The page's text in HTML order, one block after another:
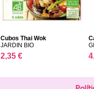
Cubos Thai Wok
JARDIN BIO
2,35 €